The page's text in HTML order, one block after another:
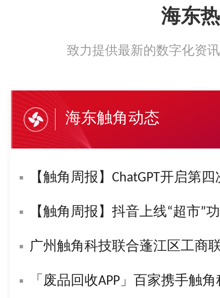
海东
致力提供最新的数字化资
海东触角动态
【触角周报】ChatGPT开启第四
【触角周报】抖音上线“超市”功能！字节复活“悟空问答”！苹
广州触角科技联合蓬江区工商
「废品回收APP」百家携手触